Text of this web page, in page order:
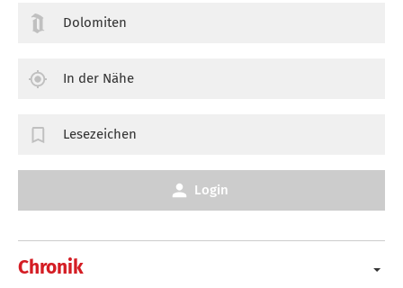
Chronik
Dolomiten
In der Nähe
Lesezeichen
Login